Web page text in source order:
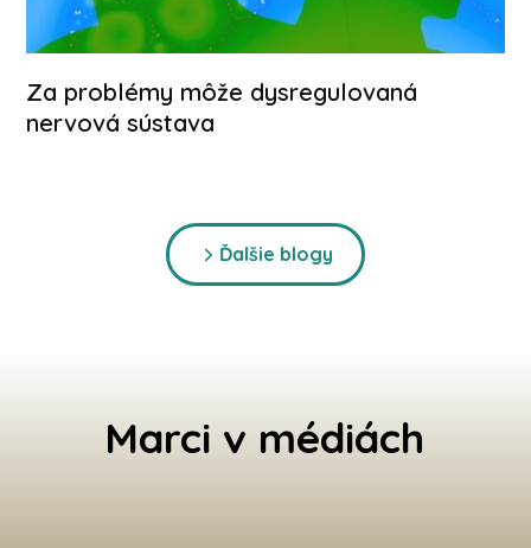
Za problémy môže dysregulovaná
nervová sústava
Ďalšie blogy
Marci v médiách